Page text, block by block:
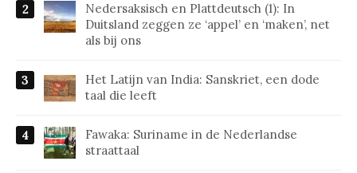
Nedersaksisch en Plattdeutsch (1): In
Duitsland zeggen ze ‘appel’ en ‘maken’, net
als bij ons
Het Latijn van India: Sanskriet, een dode
taal die leeft
Fawaka: Suriname in de Nederlandse
straattaal